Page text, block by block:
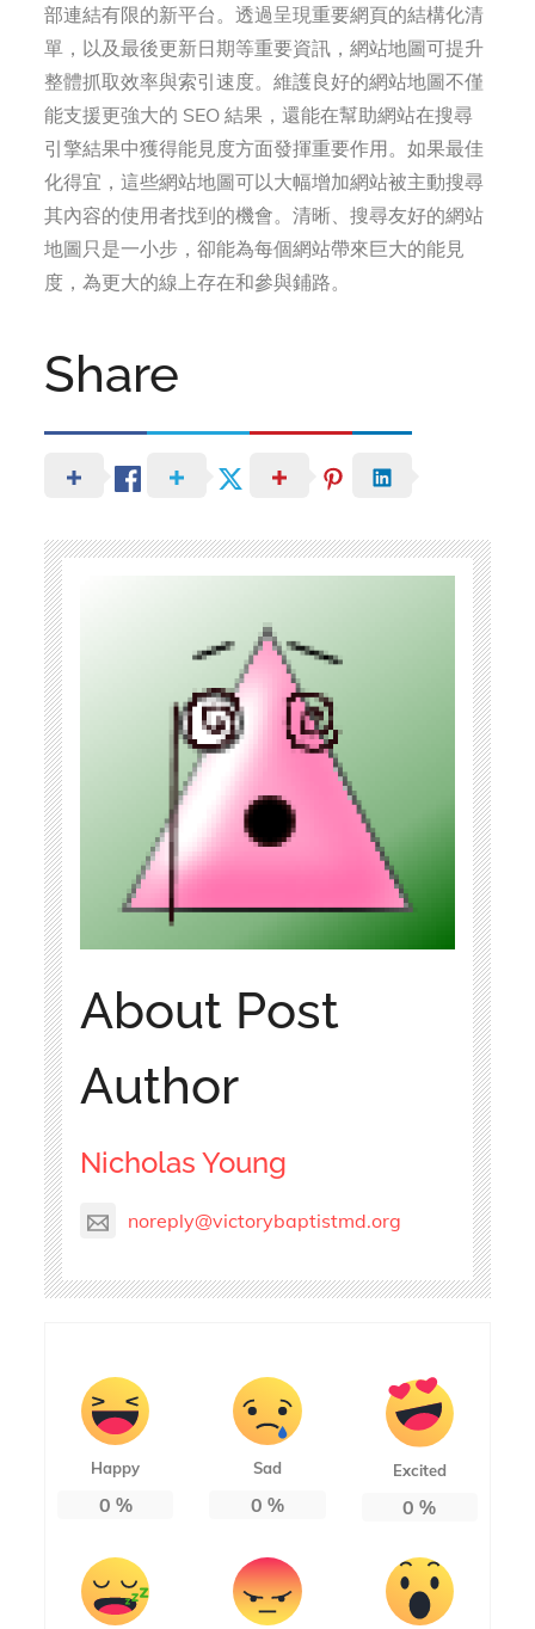
部連結有限的新平台。透過呈現重要網頁的結構化清
單，以及最後更新日期等重要資訊，網站地圖可提升
整體抓取效率與索引速度。維護良好的網站地圖不僅
能支援更強大的 SEO 結果，還能在幫助網站在搜尋
引擎結果中獲得能見度方面發揮重要作用。如果最佳
化得宜，這些網站地圖可以大幅增加網站被主動搜尋
其內容的使用者找到的機會。清晰、搜尋友好的網站
地圖只是一小步，卻能為每個網站帶來巨大的能見
度，為更大的線上存在和參與鋪路。
Share
About Post
Author
Nicholas Young
noreply@victorybaptistmd.org
Happy
0 %
Sad
0 %
Excited
0 %